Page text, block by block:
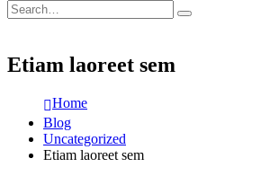
Etiam laoreet sem
Home
Blog
Uncategorized
Etiam laoreet sem